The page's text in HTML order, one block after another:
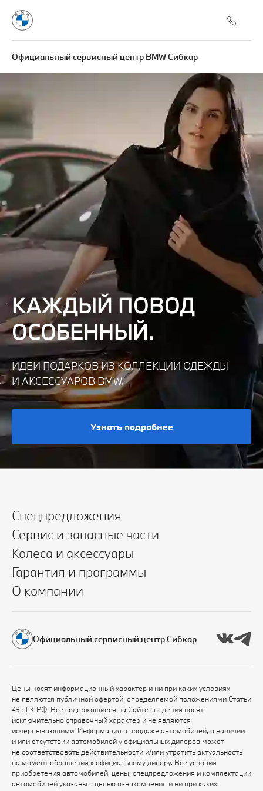
Официальный сервисный центр BMW Сибкар
КАЖДЫЙ ПОВОД
ОСОБЕННЫЙ.
ИДЕИ ПОДАРКОВ ИЗ КОЛЛЕКЦИИ ОДЕЖДЫ
И АКСЕССУАРОВ BMW.
Узнать подробнее
Спецпредложения
Сервис и запасные части
Колеса и аксессуары
Гарантия и программы
О компании
Официальный сервисный центр Сибкар
Цены носят информационный характер и ни при каких условиях
не являются публичной офертой, определяемой положениями Статьи
435 ГК РФ. Все содержащиеся на Сайте сведения носят
исключительно справочный характер и не являются
исчерпывающими. Информация о продаже автомобилей, о наличии
и или отсутствии автомобилей у официальных дилеров может
не соответствовать действительности и/или утратить актуальность
на момент обращения к официальному дилеру. Все условия
приобретения автомобилей, цены, спецпредложения и комплектации
автомобилей указаны с целью ознакомления и ни при каких